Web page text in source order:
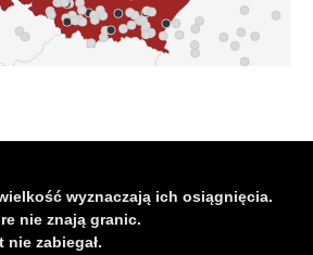
wyznaczają ich osiągnięcia.
nie znają granic.
nie zabiegał.